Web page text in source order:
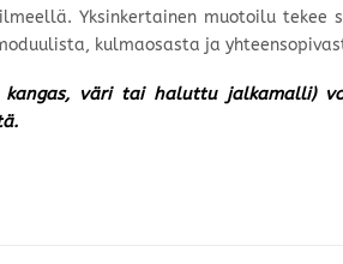
Yksinkertainen muotoilu
kulmaosasta ja
väri tai haluttu jalkamalli)